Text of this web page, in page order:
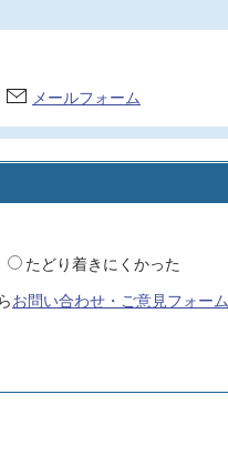
メールフォーム
たどり着きにくかった
お問い合わせ・ご意見フォーム